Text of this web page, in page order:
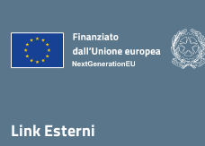
Link Esterni